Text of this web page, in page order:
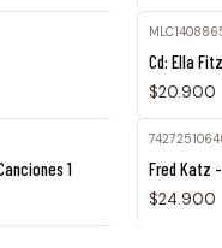
Cd: Ella
$20.900
1 Fred Katz
$24.900